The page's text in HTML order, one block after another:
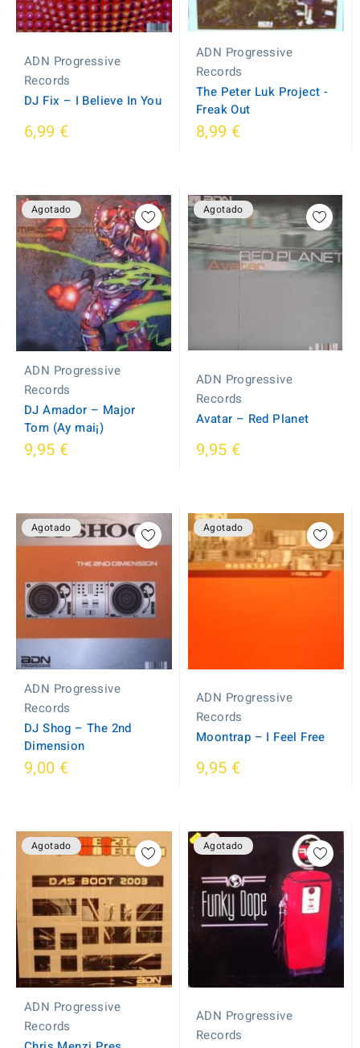
ADN Progressive
Records
DJ Fix ‎– I Believe In You
6,99 €
ADN Progressive
Records
The Peter Luk Project -
Freak Out
8,99 €
Agotado
ADN Progressive
Records
DJ Amador ‎– Major
Tom (Ay mai¡)
9,95 €
Agotado
ADN Progressive
Records
Avatar ‎– Red Planet
9,95 €
Agotado
ADN Progressive
Records
DJ Shog ‎– The 2nd
Dimension
9,00 €
Agotado
ADN Progressive
Records
Moontrap ‎– I Feel Free
9,95 €
Agotado
ADN Progressive
Records
Agotado
ADN Progressive
Records